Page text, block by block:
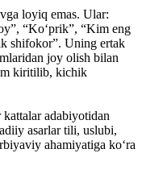
loyiq emas. Ular:
“Ko‘prik”, “Kim eng
shifokor”. Uning ertak
joy olish bilan
kiritilib, kichik
kattalar adabiyotidan
asarlar tili, uslubi,
ahamiyatiga ko‘ra